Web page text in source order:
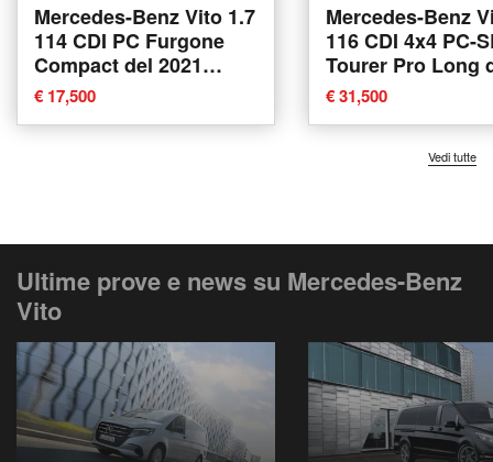
Mercedes-Benz Vito 1.7
114 CDI PC Furgone
Compact del 2021
usata
€ 17,500
Mercedes-Benz
116 CDI 4x4 PC-
Tourer Pro Long
2021 usata a
€ 31,500
Vedi tutte
Ultime prove e news su Mercedes-Benz
Vito